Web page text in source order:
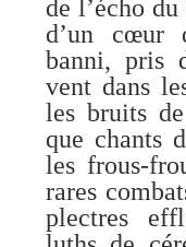
de l’écho
d’un cœur
banni, pris
vent dans
les bruits
que chants
les frous-
rares
plectres